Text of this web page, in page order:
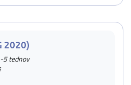
2020)
5 tednov